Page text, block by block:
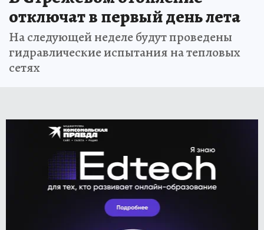
отключат в первый день лета
На следующей неделе будут проведены
гидравлические испытания на тепловых
сетях